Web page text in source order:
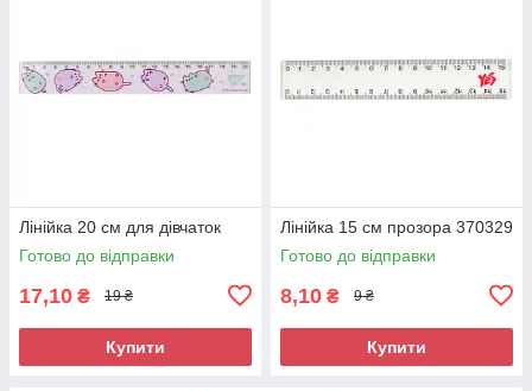
Лінійка 20 см для дівчаток
Готово до відправки
17,10 ₴ 19 ₴
Купити
Лінійка 15 см прозора 370329
Готово до відправки
8,10 ₴ 9 ₴
Купити